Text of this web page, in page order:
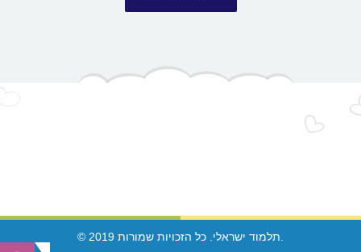
© 2019 תלמוד ישראלי. כל הזכויות שמורות.